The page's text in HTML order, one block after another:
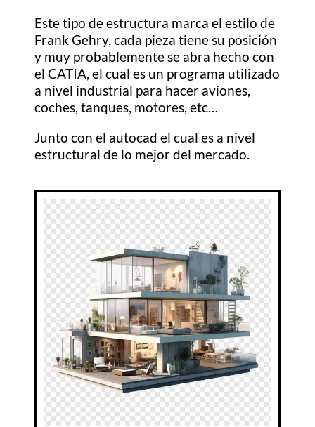
Este tipo de estructura marca el estilo de
Frank Gehry, cada pieza tiene su posición
y muy probablemente se abra hecho con
el CATIA, el cual es un programa utilizado
a nivel industrial para hacer aviones,
coches, tanques, motores, etc…
Junto con el autocad el cual es a nivel
estructural de lo mejor del mercado.